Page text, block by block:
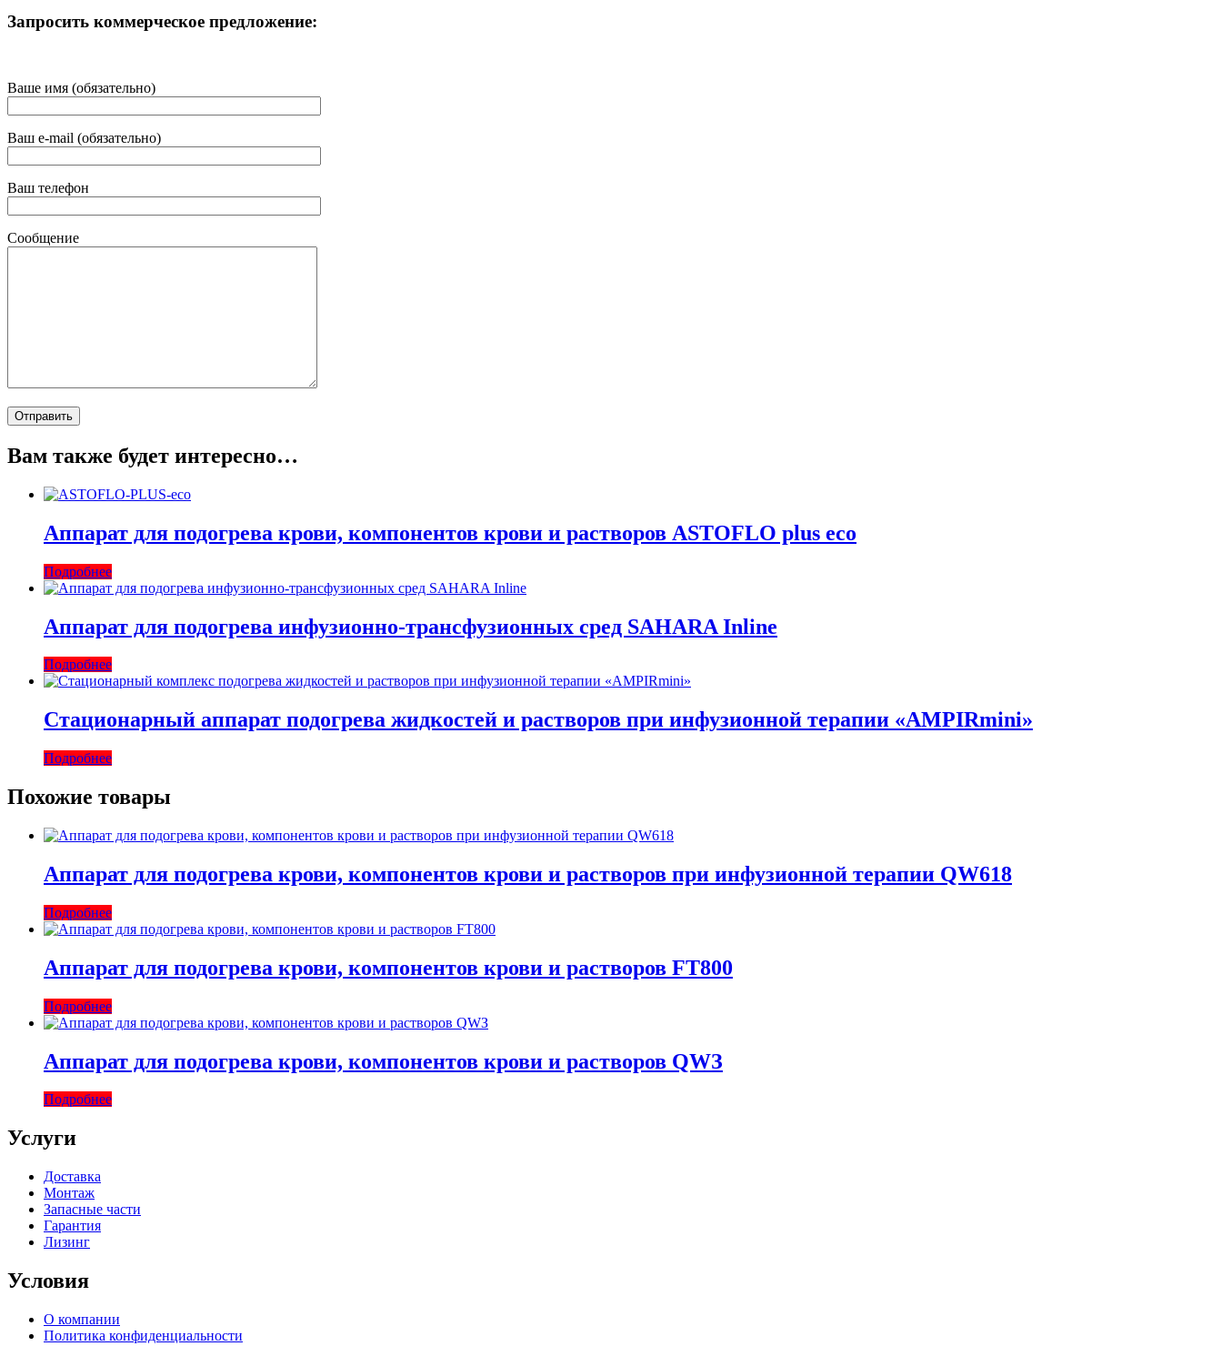
Запросить коммерческое предложение:
Ваше имя (обязательно)
Ваш e-mail (обязательно)
Ваш телефон
Сообщение
Вам также будет интересно…
Аппарат для подогрева крови, компонентов крови и растворов ASTOFLO plus eco
Подробнее
Аппарат для подогрева инфузионно-трансфузионных сред SAHARA Inline
Подробнее
Стационарный аппарат подогрева жидкостей и растворов при инфузионной терапии «AMPIRmini»
Подробнее
Похожие товары
Аппарат для подогрева крови, компонентов крови и растворов при инфузионной терапии QW618
Подробнее
Аппарат для подогрева крови, компонентов крови и растворов FT800
Подробнее
Аппарат для подогрева крови, компонентов крови и растворов QWЗ
Подробнее
Услуги
Доставка
Монтаж
Запасные части
Гарантия
Лизинг
Условия
О компании
Политика конфиденциальности